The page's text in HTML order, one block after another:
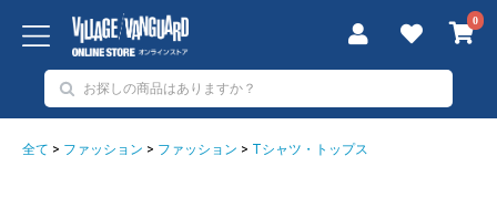
0
全て > ファッション > ファッション > Tシャツ・トップス